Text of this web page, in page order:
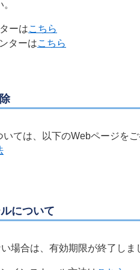
ーはこちら
ターはこちら
ては、以下のWebページをご
について
場合は、有効期限が終了し